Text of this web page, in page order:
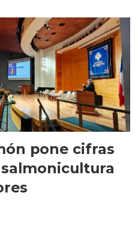
pone cifras